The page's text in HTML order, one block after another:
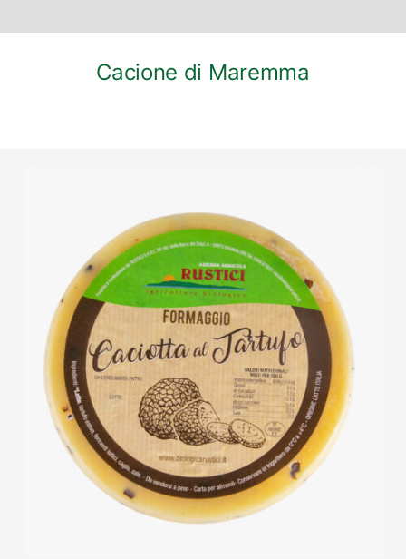
Cacione di Maremma